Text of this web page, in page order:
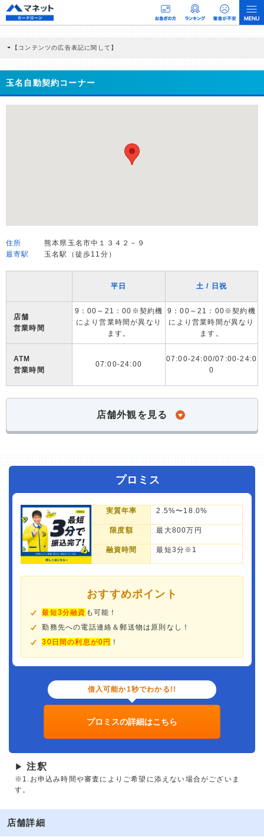
【コンテンツの広告表記に関して】
商品を根拠なくPRするものではなく、当編集部の調査／ユーザーへの口コミ収集な
どに基づき、公平性を担保した情報提供を行っています。
>提携企業一覧
玉名自動契約コーナー
住所
熊本県玉名市中１３４２－９
最寄駅
玉名駅（徒歩11分）
平日 土 / 日祝
店舗
営業時間
9：00～21：00※契約機
により営業時間が異なり
ます。
9：00～21：00※契約機
により営業時間が異なり
ます。
ATM
営業時間
07:00-24:00
07:00-24:00/07:00-24:0
0
店舗外観を見る
プロミス
実質年率 2.5%〜18.0%
限度額 最大800万円
融資時間 最短3分※1
おすすめポイント
最短3分融資 も可能！
勤務先への電話連絡＆郵送物は原則なし！
30日間の利息が0円 ！
借入可能か1秒でわかる!!
プロミスの詳細はこちら
▶ 注釈
※1.お申込み時間や審査によりご希望に添えない場合がございま
す。
店舗詳細